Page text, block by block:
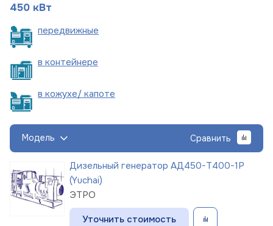
450 кВт
передвижные
в контейнере
в кожухе/ капоте
Модель Сравнить
Дизельный генератор АД450-Т400-1Р
(Yuchai)
ЭТРО
Уточнить стоимость